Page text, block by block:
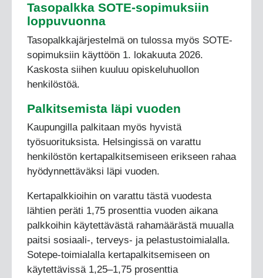
Tasopalkka SOTE-sopimuksiin
loppuvuonna
Tasopalkkajärjestelmä on tulossa myös SOTE-
sopimuksiin käyttöön 1. lokakuuta 2026.
Kaskosta siihen kuuluu opiskeluhuollon
henkilöstöä.
Palkitsemista läpi vuoden
Kaupungilla palkitaan myös hyvistä
työsuorituksista. Helsingissä on varattu
henkilöstön kertapalkitsemiseen erikseen rahaa
hyödynnettäväksi läpi vuoden.
Kertapalkkioihin on varattu tästä vuodesta
lähtien peräti 1,75 prosenttia vuoden aikana
palkkoihin käytettävästä rahamäärästä muualla
paitsi sosiaali-, terveys- ja pelastustoimialalla.
Sotepe-toimialalla kertapalkitsemiseen on
käytettävissä 1,25–1,75 prosenttia